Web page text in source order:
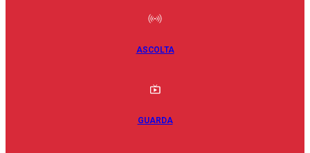
ASCOLTA
GUARDA